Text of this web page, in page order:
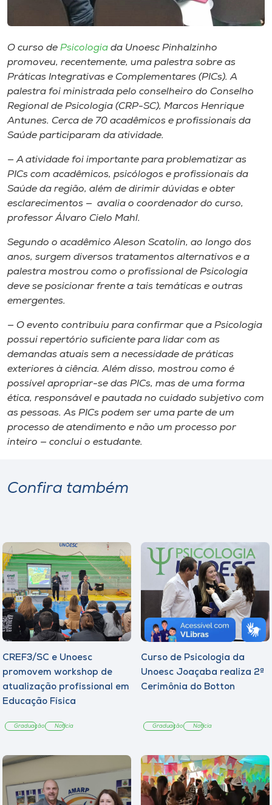
Unoesc
Store
Selecione
o idioma
O curso de Psicologia da Unoesc Pinhalzinho
promoveu, recentemente, uma palestra sobre as
Práticas Integrativas e Complementares (PICs). A
palestra foi ministrada pelo conselheiro do Conselho
Regional de Psicologia (CRP-SC), Marcos Henrique
Antunes. Cerca de 70 acadêmicos e profissionais da
Saúde participaram da atividade.
— A atividade foi importante para problematizar as
PICs com acadêmicos, psicólogos e profissionais da
Saúde da região, além de dirimir dúvidas e obter
esclarecimentos — avalia o coordenador do curso,
professor Álvaro Cielo Mahl.
Segundo o acadêmico Aleson Scatolin, ao longo dos
anos, surgem diversos tratamentos alternativos e a
palestra mostrou como o profissional de Psicologia
deve se posicionar frente a tais temáticas e outras
emergentes.
— O evento contribuiu para confirmar que a Psicologia
possui repertório suficiente para lidar com as
demandas atuais sem a necessidade de práticas
exteriores à ciência. Além disso, mostrou como é
possível apropriar-se das PICs, mas de uma forma
ética, responsável e pautada no cuidado subjetivo com
as pessoas. As PICs podem ser uma parte de um
processo de atendimento e não um processo por
inteiro — conclui o estudante.
Confira também
CREF3/SC e Unoesc
promovem workshop de
atualização profissional em
Educação Física
Graduação Notícia
Curso de Psicologia da
Unoesc Joaçaba realiza 2ª
Cerimônia do Botton
Graduação Notícia